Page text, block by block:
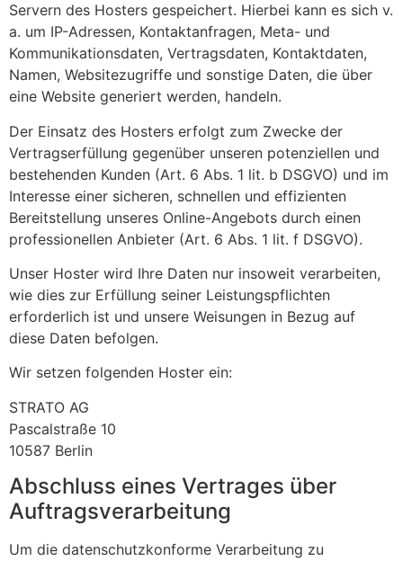
Servern des Hosters gespeichert. Hierbei kann es sich v.
a. um IP-Adressen, Kontaktanfragen, Meta- und
Kommunikationsdaten, Vertragsdaten, Kontaktdaten,
Namen, Websitezugriffe und sonstige Daten, die über
eine Website generiert werden, handeln.
Der Einsatz des Hosters erfolgt zum Zwecke der
Vertragserfüllung gegenüber unseren potenziellen und
bestehenden Kunden (Art. 6 Abs. 1 lit. b DSGVO) und im
Interesse einer sicheren, schnellen und effizienten
Bereitstellung unseres Online-Angebots durch einen
professionellen Anbieter (Art. 6 Abs. 1 lit. f DSGVO).
Unser Hoster wird Ihre Daten nur insoweit verarbeiten,
wie dies zur Erfüllung seiner Leistungspflichten
erforderlich ist und unsere Weisungen in Bezug auf
diese Daten befolgen.
Wir setzen folgenden Hoster ein:
STRATO AG
Pascalstraße 10
10587 Berlin
Abschluss eines Vertrages über
Auftragsverarbeitung
Um die datenschutzkonforme Verarbeitung zu